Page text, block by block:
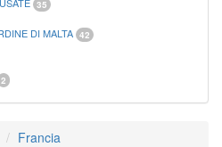
35
DI MALTA 42
2
Francia